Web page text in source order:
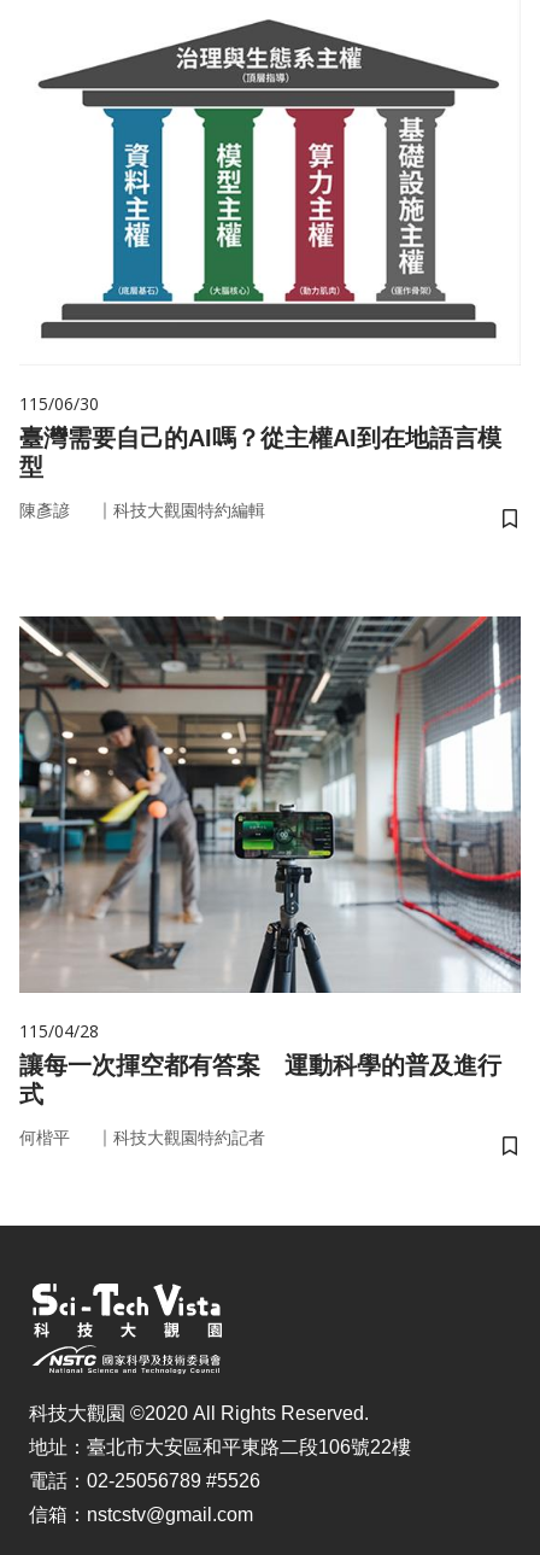
115/06/30
臺灣需要自己的AI嗎？從主權AI到在地語言模
型
陳彥諺 ｜ 科技大觀園特約編輯
儲
115/04/28
讓每一次揮空都有答案 運動科學的普及進行
式
何楷平 ｜ 科技大觀園特約記者
儲
科技大觀園 ©2020 All Rights Reserved.
地址：臺北市大安區和平東路二段106號22樓
電話：02-25056789 #5526
信箱：nstcstv@gmail.com